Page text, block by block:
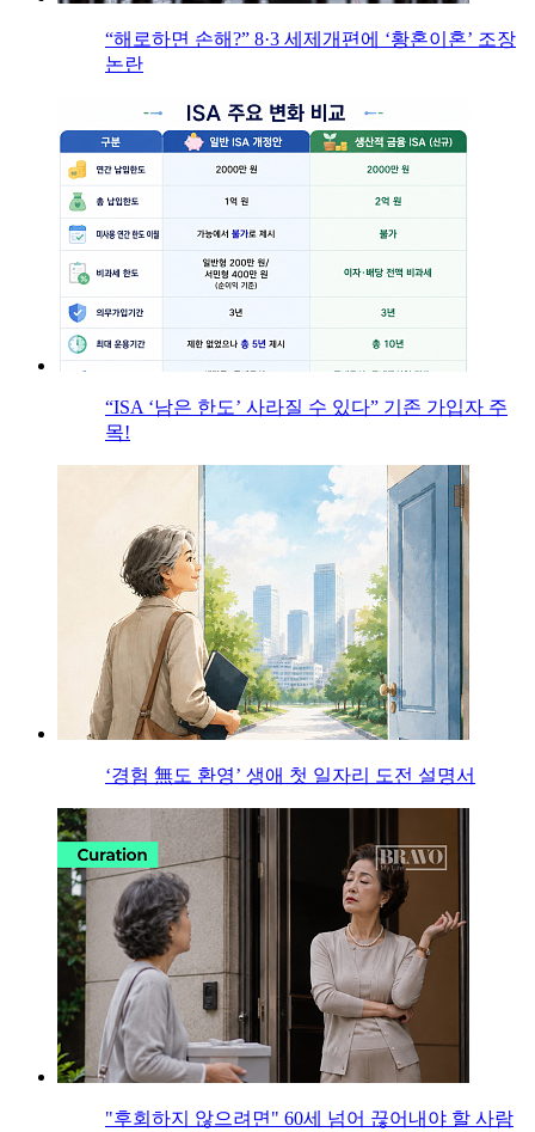
“해로하면 손해?” 8·3 세제개편에 ‘황혼이혼’ 조장
논란
“ISA ‘남은 한도’ 사라질 수 있다” 기존 가입자 주
목!
‘경험 無도 환영’ 생애 첫 일자리 도전 설명서
"후회하지 않으려면" 60세 넘어 끊어내야 할 사람